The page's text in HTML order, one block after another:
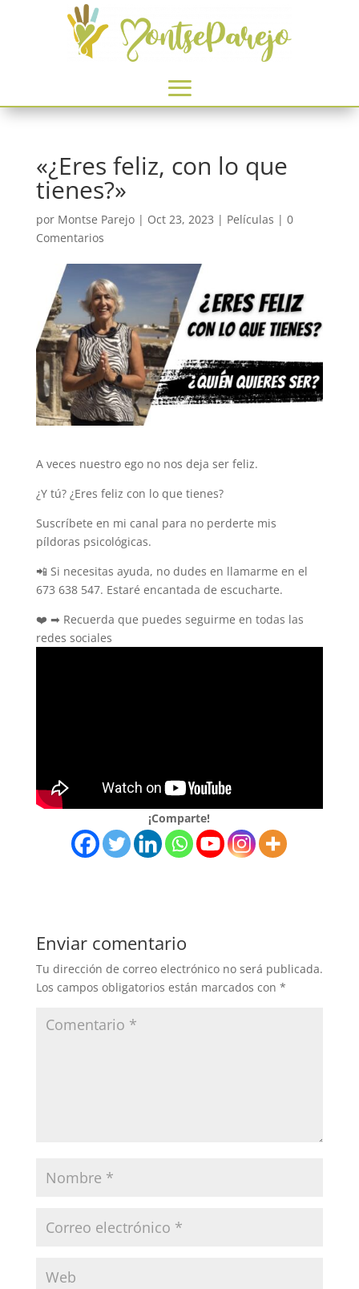
«¿Eres feliz, con lo que
tienes?»
por Montse Parejo| Oct 23, 2023 | Películas | 0
Comentarios
A veces nuestro ego no nos deja ser feliz.
¿Y tú? ¿Eres feliz con lo que tienes?
Suscríbete en mi canal para no perderte mis
píldoras psicológicas.
📲 Si necesitas ayuda, no dudes en llamarme en el
673 638 547. Estaré encantada de escucharte.
❤️ ➡ Recuerda que puedes seguirme en todas las
redes sociales
¡Comparte!
Enviar comentario
Tu dirección de correo electrónico no será publicada.
Los campos obligatorios están marcados con *